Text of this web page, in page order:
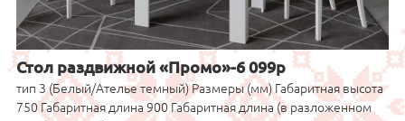
Стол раздвижной «Промо»-6 099р
тип 3 (Белый/Ателье темный) Размеры (мм) Габаритная высота
750 Габаритная длина 900 Габаритная длина (в разложенном